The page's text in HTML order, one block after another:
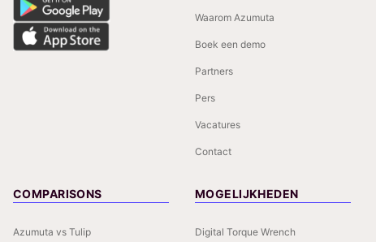
Waarom Azumuta
Boek een demo
Partners
Pers
Vacatures
Contact
COMPARISONS
Azumuta vs Tulip
MOGELIJKHEDEN
Digital Torque Wrench